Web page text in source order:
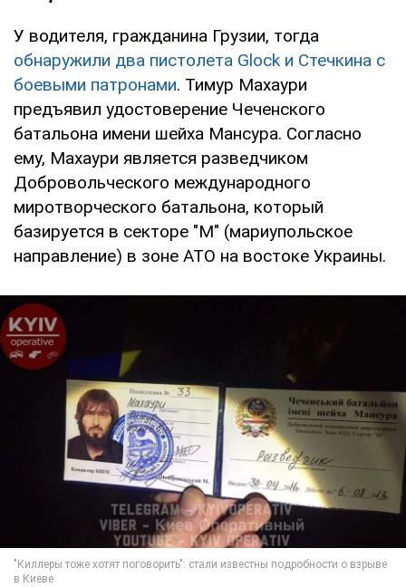
У водителя, гражданина Грузии, тогда
обнаружили два пистолета Glock и Стечкина с
боевыми патронами. Тимур Махаури
предъявил удостоверение Чеченского
батальона имени шейха Мансура. Согласно
ему, Махаури является разведчиком
Добровольческого международного
миротворческого батальона, который
базируется в секторе "М" (мариупольское
направление) в зоне АТО на востоке Украины.